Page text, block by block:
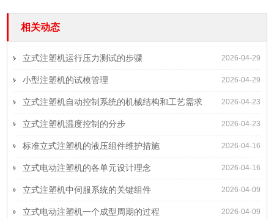
相关动态
2026-04-29
立式注塑机运行压力测试的步骤
2026-04-29
小型注塑机的试模管理
2026-04-23
立式注塑机自动控制系统的机械结构和工艺需求
2026-04-23
立式注塑机温度控制的分步
2026-04-16
标准立式注塑机的液压组件维护措施
2026-04-16
立式电动注塑机的各单元设计理念
2026-04-09
立式注塑机中伺服系统的关键组件
2026-04-09
立式电动注塑机一个成型周期的过程